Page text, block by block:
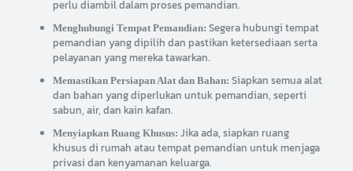
perlu diambil dalam proses pemandian.
Menghubungi Tempat Pemandian: Segera hubungi tempat
pemandian yang dipilih dan pastikan ketersediaan serta
pelayanan yang mereka tawarkan.
Memastikan Persiapan Alat dan Bahan: Siapkan semua alat
dan bahan yang diperlukan untuk pemandian, seperti
sabun, air, dan kain kafan.
Menyiapkan Ruang Khusus: Jika ada, siapkan ruang
khusus di rumah atau tempat pemandian untuk menjaga
privasi dan kenyamanan keluarga.